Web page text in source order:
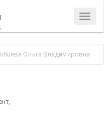
Меню
Ольга Владимировна